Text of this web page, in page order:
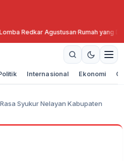
Agustusan·Rumah yang Dulu Jadi
Internasional Ekonomi
Syukur Nelayan Kabupaten